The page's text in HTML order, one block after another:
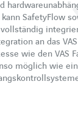
kann SafetyFlow
an das
wie den VAS
möglich wie